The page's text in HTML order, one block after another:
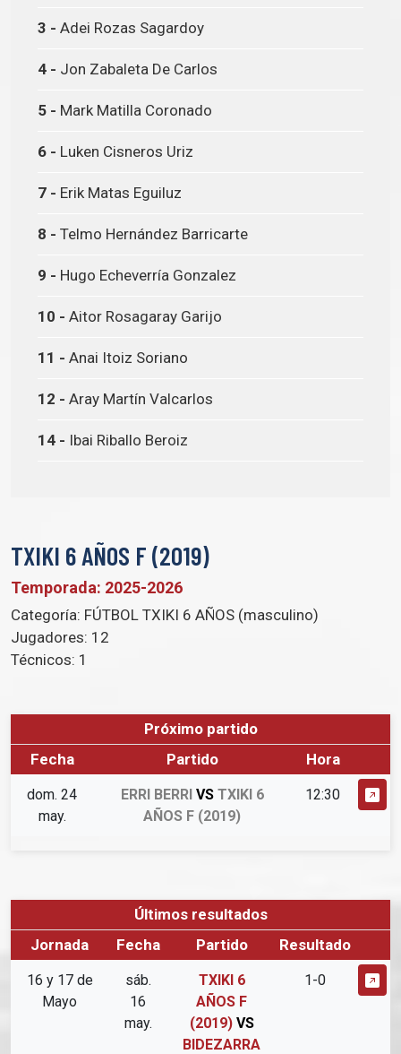
3 - Adei Rozas Sagardoy
4 - Jon Zabaleta De Carlos
5 - Mark Matilla Coronado
6 - Luken Cisneros Uriz
7 - Erik Matas Eguiluz
8 - Telmo Hernández Barricarte
9 - Hugo Echeverría Gonzalez
10 - Aitor Rosagaray Garijo
11 - Anai Itoiz Soriano
12 - Aray Martín Valcarlos
14 - Ibai Riballo Beroiz
TXIKI 6 AÑOS F (2019)
Temporada: 2025-2026
Categoría: FÚTBOL TXIKI 6 AÑOS (masculino)
Jugadores: 12
Técnicos: 1
Próximo partido
Fecha
Partido Hora
dom. 24
may.
ERRI BERRI VSTXIKI 6
AÑOS F (2019)
12:30
Últimos resultados
Jornada
Fecha Partido Resultado
16 y 17 de
Mayo
sáb.
16
may.
TXIKI 6
AÑOS F
(2019) VS
BIDEZARRA
1-0